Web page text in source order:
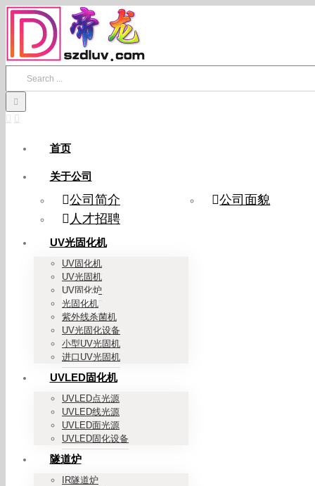
Skip
content
首页
关于公司
公司简介
公司面貌
人才招聘
UV光固化机
UV固化机
UV光固机
UV固化炉
光固化机
紫外线杀菌机
UV光固化设备
小型UV光固机
进口UV光固机
UVLED固化机
UVLED点光源
UVLED线光源
UVLED面光源
UVLED固化设备
隧道炉
IR隧道炉